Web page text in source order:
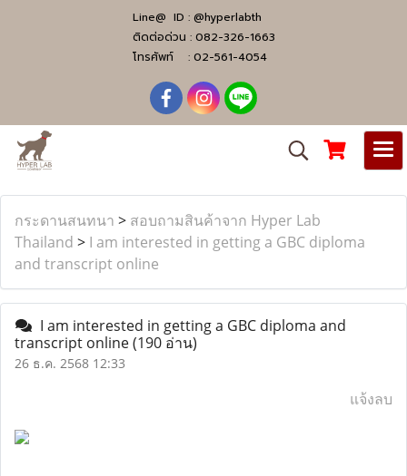
Line@ ID : @hyperlabth
ติดต่อด่วน : 082-326-1663
โทรศัพท์ : 02-561-4054
กระดานสนทนา > สอบถามสินค้าจาก Hyper Lab
Thailand > I am interested in getting a GBC diploma
and transcript online
I am interested in getting a GBC diploma and
transcript online(190 อ่าน)
26 ธ.ค. 2568 12:33
แจ้งลบ